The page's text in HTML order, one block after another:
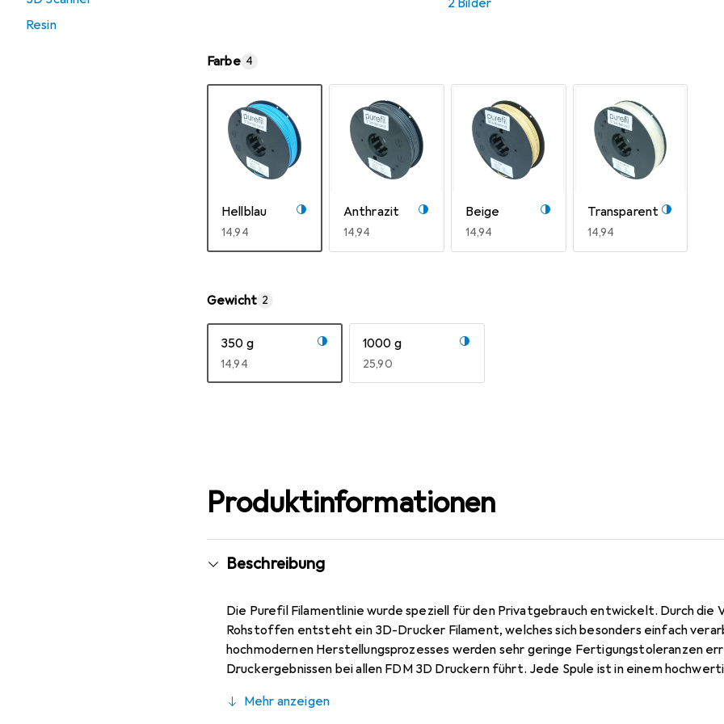
Resin
2 Bilder
Farbe 4
Hellblau
EUR
14,94
Anthrazit
EUR
14,94
Beige
EUR
14,94
Transparent
EUR
14,94
Gewicht 2
350 g
EUR
14,94
1000 g
EUR
25,90
Produktinformationen
Beschreibung
Die Purefil Filamentlinie wurde speziell für den Privatgebrauch entwickelt. Durch die
Rohstoffen entsteht ein 3D-Drucker Filament, welches sich besonders einfach
hochmodernen Herstellungsprozesses werden sehr geringe Fertigungstoleranzen
Druckergebnissen bei allen FDM 3D Druckern führt. Jede Spule ist in einem
nötig sind, welche sich in der Regel nur bei industriellen Kompostieranlagen finden
Mehr anzeigen